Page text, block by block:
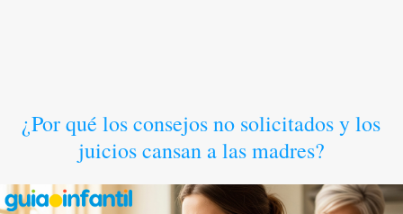
¿Por qué los consejos no solicitados y los
juicios cansan a las madres?